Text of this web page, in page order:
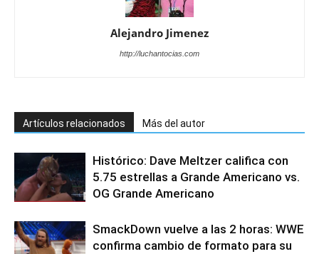
Alejandro Jimenez
http://luchantocias.com
Artículos relacionados Más del autor
Histórico: Dave Meltzer califica con
5.75 estrellas a Grande Americano vs.
OG Grande Americano
SmackDown vuelve a las 2 horas: WWE
confirma cambio de formato para su